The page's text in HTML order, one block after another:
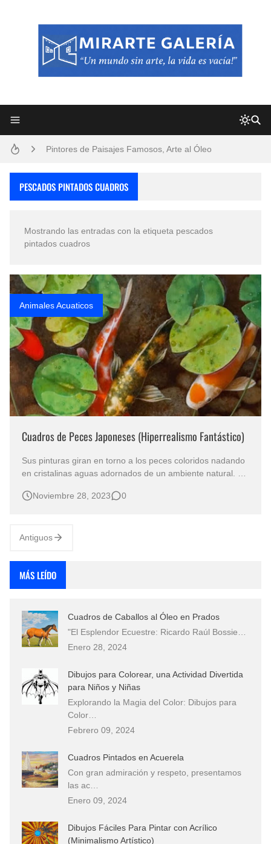
Pintores de Paisajes Famosos, Arte al Óleo
Rostros Bellos, La Perfección del Dibujo A Lápiz, Biryulina Vita
Que significan los cuadros de negras africanas?
El mundo del arte en pintura surrealista
PESCADOS PINTADOS CUADROS
Mostrando las entradas con la etiqueta pescados
pintados cuadros
Animales Acuaticos
Cuadros de Peces Japoneses (Hiperrealismo Fantástico)
Sus pinturas giran en torno a los peces coloridos nadando
en cristalinas aguas adornados de un ambiente natural.
AL OLEO Pintura de Animales Acuaticos Fotorrealismo al
Noviembre 28, 2023 0
Antiguos
MÁS LEÍDO
Cuadros de Caballos al Óleo en Prados
"El Esplendor Ecuestre: Ricardo Raúl Bossie…
Enero 28, 2024
Dibujos para Colorear, una Actividad Divertida
para Niños y Niñas
Explorando la Magia del Color: Dibujos para
Color…
Febrero 09, 2024
Cuadros Pintados en Acuerela
Con gran admiración y respeto, presentamos
las ac…
Enero 09, 2024
Dibujos Fáciles Para Pintar con Acrílico
(Minimalismo Artístico)